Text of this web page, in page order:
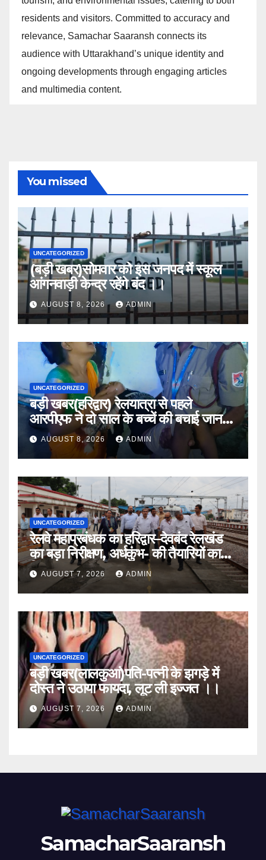
residents and visitors. Committed to accuracy and
relevance, Samachar Saaransh connects its
audience with Uttarakhand’s unique identity and
ongoing developments through engaging articles
and multimedia content.
You missed
UNCATEGORIZED
(बड़ी खबर)सोमवार को इस जनपद में स्कूल
आंगनवाड़ी केन्द्र रहेंगे बंद ।।
AUGUST 8, 2026 ADMIN
UNCATEGORIZED
बड़ी खबर(हरिद्वार) रेलयात्रा से पहले
आरपीएफ ने दो साल के बच्चें की बचाई जान
।।AUGUST 8, 2026 ADMIN
UNCATEGORIZED
रेलवे महाप्रबंधक का हरिद्वार–देवबंद रेलखंड
का बड़ा निरीक्षण, अर्धकुंभ- की तैयारियों का
लिया जायजा
AUGUST 7, 2026 ADMIN
UNCATEGORIZED
बड़ी खबर(लालकुआं)पति-पत्नी के झगड़े में
दोस्त ने उठाया फायदा, लूट ली इज्जत ।।
AUGUST 7, 2026 ADMIN
SamacharSaaransh